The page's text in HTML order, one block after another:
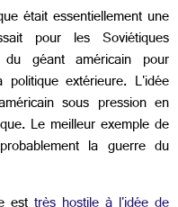
était essentiellement une
pour les Soviétiques
géant américain pour
extérieure. L'idée
sous pression en
Le meilleur exemple de
la guerre du